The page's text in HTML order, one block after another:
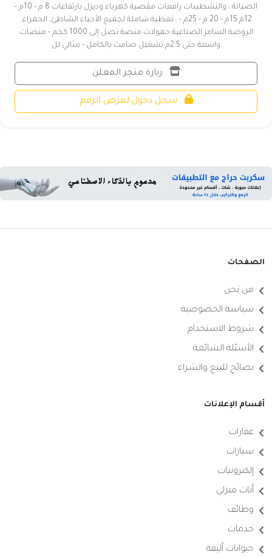
الصيانة . والتشطيبات رافعات مقصية كهرباء وديزل بارتفاعات 8 م - 10م -
12م 15م - 20 م - 25م - . تغطية شاملة لجميع الأحياء الشاطئ، الحمراء،
الروضة السامر الصناعية حمولات منصة تصل إلى 1000 كجم - منصات
واسعة حتى 2.5م تشغيل صامت بالكامل - مثالي لل
زيارة متجر المعلن
سجل دخول لعرض الرقم
الصفحات
من نحن
سياسة الخصوصية
شروط الاستخدام
الأسئلة الشائعة
نصائح للبيع والشراء
أقسام الإعلانات
عقارات
سيارات
إلكترونيات
أثاث منزلي
وظائف
خدمات
حيوانات أليفة